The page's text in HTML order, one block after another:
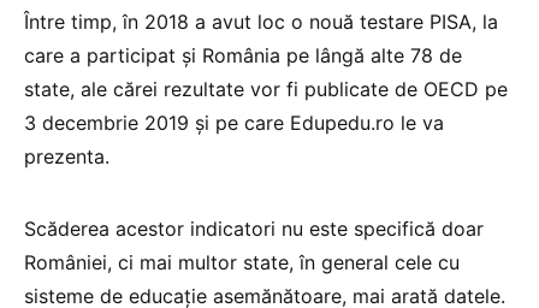
Între timp, în 2018 a avut loc o nouă testare PISA, la
care a participat și România pe lângă alte 78 de
state, ale cărei rezultate vor fi publicate de OECD pe
3 decembrie 2019 şi pe care Edupedu.ro le va
prezenta.
Scăderea acestor indicatori nu este specifică doar
României, ci mai multor state, în general cele cu
sisteme de educaţie asemănătoare, mai arată datele.